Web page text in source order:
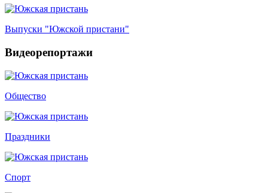
Выпуски "Южской пристани"
Видеорепортажи
Общество
Праздники
Спорт